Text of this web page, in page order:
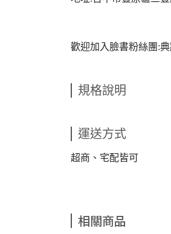
歡迎加入臉書粉絲團:典
規格說明
運送方式
超商、宅配皆可
相關商品